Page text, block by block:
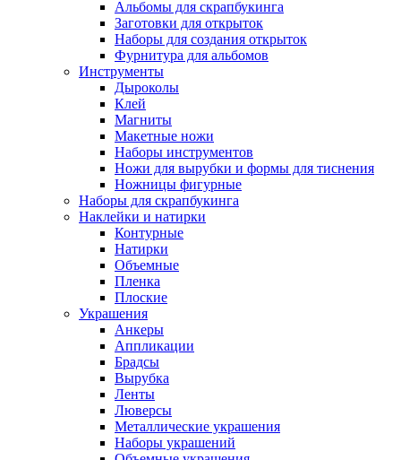
Альбомы для скрапбукинга
Заготовки для открыток
Наборы для создания открыток
Фурнитура для альбомов
Инструменты
Дыроколы
Клей
Магниты
Макетные ножи
Наборы инструментов
Ножи для вырубки и формы для тиснения
Ножницы фигурные
Наборы для скрапбукинга
Наклейки и натирки
Контурные
Натирки
Объемные
Пленка
Плоские
Украшения
Анкеры
Аппликации
Брадсы
Вырубка
Ленты
Люверсы
Металлические украшения
Наборы украшений